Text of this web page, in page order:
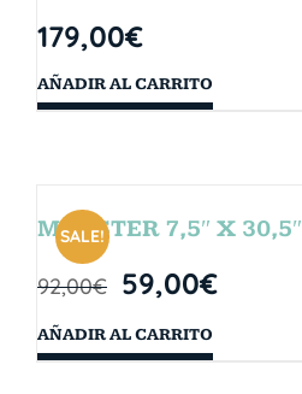
179,00€
AÑADIR AL CARRITO
SALE!
MONSTER 7,5″ X 30,5″
92,00€ 59,00€
AÑADIR AL CARRITO